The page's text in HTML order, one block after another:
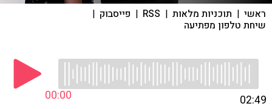
ראשי | תוכניות מלאות |
RSS
| פייסבוק |
שיחת טלפון מפתיעה
00:00 02:49